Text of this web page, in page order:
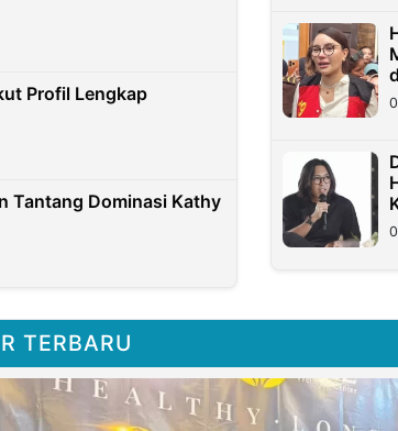
Profil Lengkap
Tantang Dominasi Kathy
TERBARU